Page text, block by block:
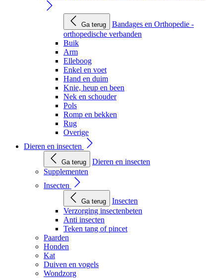
Ga terug
Bandages en Orthopedie -
orthopedische verbanden
Buik
Arm
Elleboog
Enkel en voet
Hand en duim
Knie, heup en been
Nek en schouder
Pols
Romp en bekken
Rug
Overige
Dieren en insecten
Ga terug
Dieren en insecten
Supplementen
Insecten
Ga terug
Insecten
Verzorging insectenbeten
Anti insecten
Teken tang of pincet
Paarden
Honden
Kat
Duiven en vogels
Wondzorg